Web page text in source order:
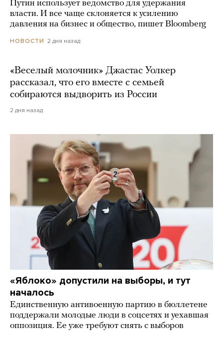
Путин использует ведомство для удержания
власти. И все чаще склоняется к усилению
давления на бизнес и общество, пишет Bloomberg
НОВОСТИ 2 дня назад
«Веселый молочник» Джастас Уолкер
рассказал, что его вместе с семьей
собираются выдворить из России
2 дня назад
«Яблоко» допустили на выборы, и тут
началось
Единственную антивоенную партию в бюллетене
поддержали молодые люди в соцсетях и уехавшая
оппозиция. Ее уже требуют снять с выборов